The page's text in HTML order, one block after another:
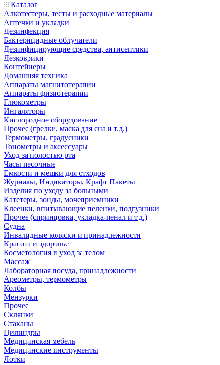
Каталог
Алкотестеры, тесты и расходные материалы
Аптечки и укладки
Дезинфекция
Бактерицидные облучатели
Дезинфицирующие средства, антисептики
Дезковрики
Контейнеры
Домашняя техника
Аппараты магнитотерапии
Аппараты физиотерапии
Глюкометры
Ингаляторы
Кислородное оборудование
Прочее (грелки, маска для сна и т.д.)
Термометры, градусники
Тонометры и аксессуары
Уход за полостью рта
Часы песочные
Емкости и мешки для отходов
Журналы, Индикаторы, Крафт-Пакеты
Изделия по уходу за больными
Катетеры, зонды, мочеприемники
Клеенки, впитывающие пеленки, подгузники
Прочее (спринцовка, укладка-пенал и т.д.)
Судна
Инвалидные коляски и принадлежности
Красота и здоровье
Косметология и уход за телом
Массаж
Лабораторная посуда, принадлежности
Ареометры, термометры
Колбы
Мензурки
Прочее
Склянки
Стаканы
Цилиндры
Медицинская мебель
Медицинские инструменты
Лотки